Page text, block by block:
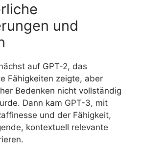
und
auf GPT-2, das
Fähigkeiten zeigte, aber
Bedenken nicht vollständig
Dann kam GPT-3, mit
und der Fähigkeit,
kontextuell relevante